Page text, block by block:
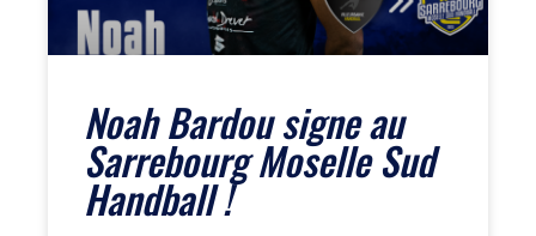
Noah Bardou signe au
Sarrebourg Moselle Sud
Handball !